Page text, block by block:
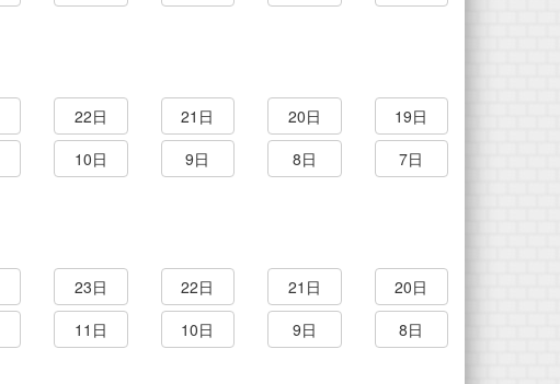
22日 21日 20日
19日
10日 9日 8日
7日
23日 22日 21日
20日
11日 10日 9日
8日